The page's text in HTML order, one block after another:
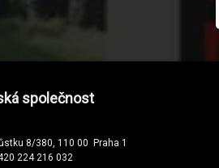
společnost
8/380, 110 00 Praha 1
224 216 032